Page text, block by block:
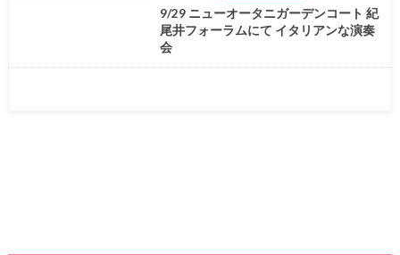
9/29 ニューオータニガーデンコート 紀
尾井フォーラムにて イタリアンな演奏
会